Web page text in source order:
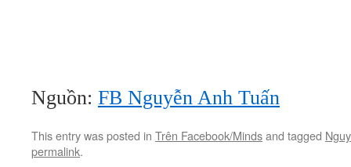
Nguồn: FB Nguyễn Anh Tuấn
This entry was posted in Trên Facebook/Mindsand tagged
permalink.